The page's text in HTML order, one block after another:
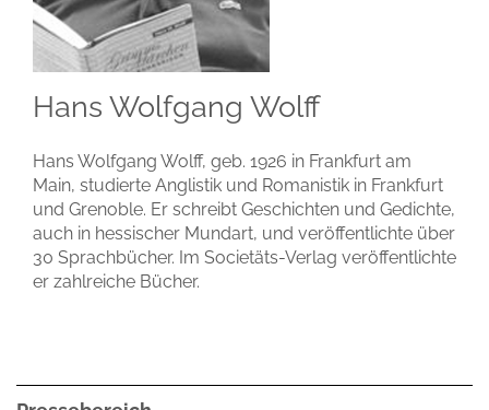
Hans Wolfgang Wolff
Hans Wolfgang Wolff, geb. 1926 in Frankfurt am
Main, studierte Anglistik und Romanistik in Frankfurt
und Grenoble. Er schreibt Geschichten und Gedichte,
auch in hessischer Mundart, und veröffentlichte über
30 Sprachbücher. Im Societäts-Verlag veröffentlichte
er zahlreiche Bücher.